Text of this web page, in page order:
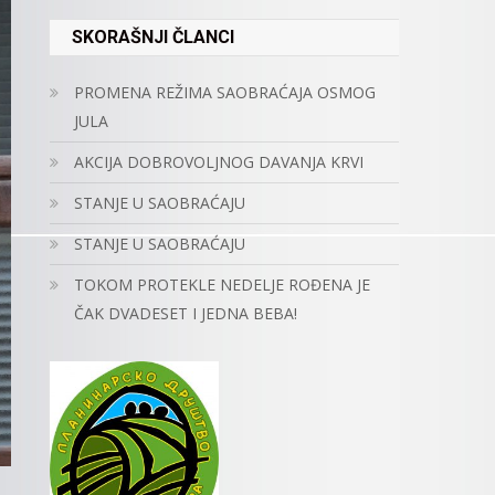
SKORAŠNJI ČLANCI
PROMENA REŽIMA SAOBRAĆAJA OSMOG
JULA
AKCIJA DOBROVOLJNOG DAVANJA KRVI
STANJE U SAOBRAĆAJU
STANJE U SAOBRAĆAJU
TOKOM PROTEKLE NEDELJE ROĐENA JE
ČAK DVADESET I JEDNA BEBA!